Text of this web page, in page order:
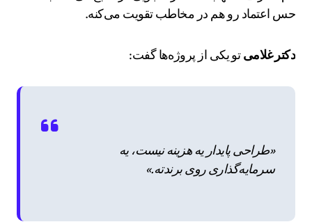
حس اعتماد رو هم در مخاطب تقویت می‌کنه.
دکتر غلامیتو یکی از پروژه‌ها گفت:
«طراحی پایدار یه هزینه نیست، یه
سرمایه‌گذاری روی برندته.»